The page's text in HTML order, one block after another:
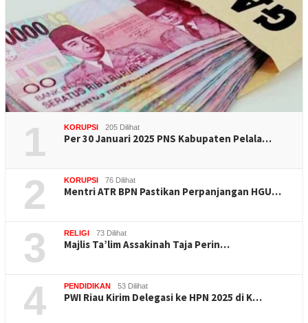
1 KORUPSI 205 Dilihat
Per 30 Januari 2025 PNS Kabupaten Pelala…
2 KORUPSI 76 Dilihat
Mentri ATR BPN Pastikan Perpanjangan HGU…
3 RELIGI 73 Dilihat
Majlis Ta’lim Assakinah Taja Perin…
4 PENDIDIKAN 53 Dilihat
PWI Riau Kirim Delegasi ke HPN 2025 di K…